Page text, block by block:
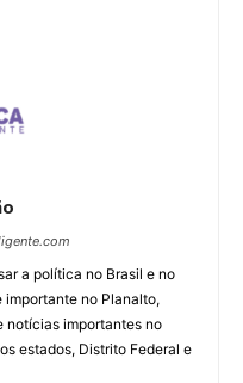
a política no Brasil e no
importante no Planalto,
notícias importantes no
estados, Distrito Federal e